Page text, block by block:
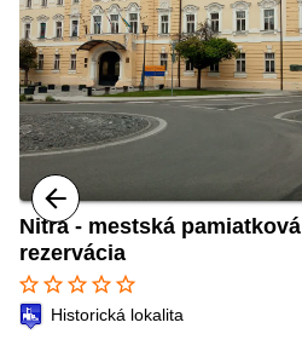
Nitra - mestská pamiatková
rezervácia
star_border star_border star_border star_border star_border
Historická lokalita